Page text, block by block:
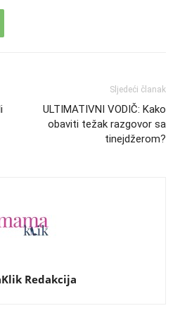
Sljedeći članak
ULTIMATIVNI VODIČ: Kako
obaviti težak razgovor sa
tinejdžerom?
Redakcija